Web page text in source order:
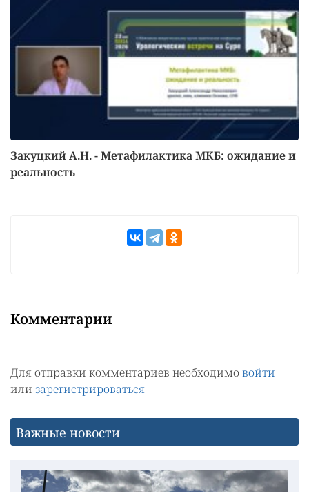
Закуцкий А.Н. - Метафилактика МКБ: ожидание и
реальность
Комментарии
Для отправки комментариев необходимо войти
или зарегистрироваться
Важные новости